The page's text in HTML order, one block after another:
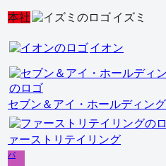
本社
イズミ
イオン
セブン＆アイ・ホールディン
ァーストリテイリング
パ